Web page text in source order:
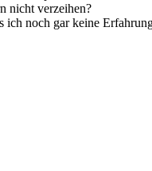
nicht verzeihen?
noch gar keine